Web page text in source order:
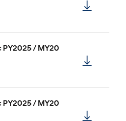
PY2025 / MY20
PY2025 / MY20